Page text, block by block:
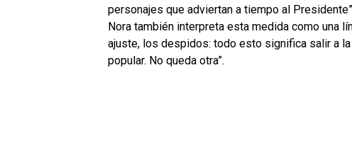
personajes que adviertan a tiempo al
Nora también interpreta esta medida como una
ajuste, los despidos: todo esto significa salir a
popular. No queda otra”.